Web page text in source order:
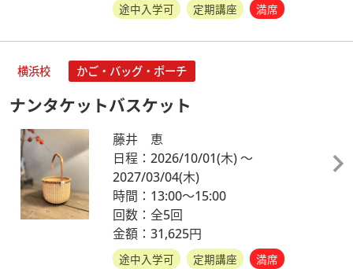
途中入学可 定期講座 満席
横浜校 かご・バッグ・ポーチ
ナンタケットバスケット
藤井 恵
日程：2026/10/01(木)～
2027/03/04(木)
時間：13:00～15:00
回数：全5回
金額：31,625円
途中入学可 定期講座 満席